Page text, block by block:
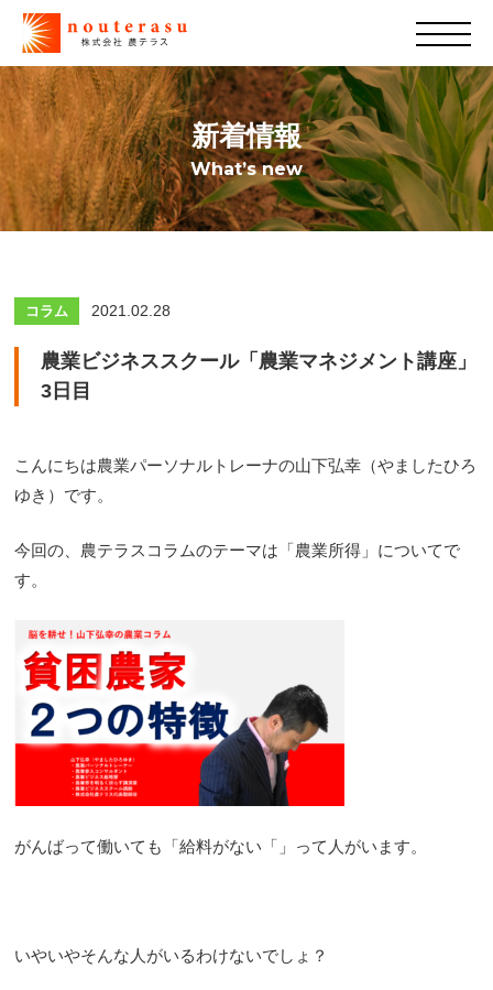
新着情報
What’s new
コラム 2021.02.28
農業ビジネススクール「農業マネジメント講座」
3日目
こんにちは農業パーソナルトレーナの山下弘幸（やましたひろ
ゆき）です。
今回の、農テラスコラムのテーマは「農業所得」についてで
す。
がんばって働いても「給料がない「」って人がいます。
いやいやそんな人がいるわけないでしょ？